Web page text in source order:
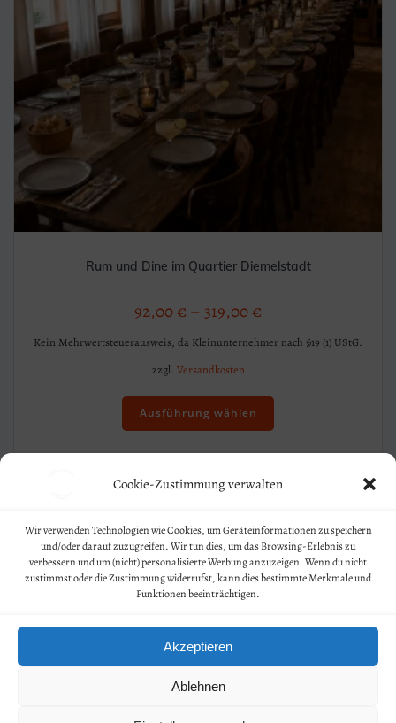
Cookie-Zustimmung verwalten
Wir verwenden Technologien wie Cookies, um Geräteinformationen zu speichern
und/oder darauf zuzugreifen. Wir tun dies, um das Browsing-Erlebnis zu
verbessern und um (nicht) personalisierte Werbung anzuzeigen. Wenn du nicht
zustimmst oder die Zustimmung widerrufst, kann dies bestimmte Merkmale und
Funktionen beeinträchtigen.
Akzeptieren
Ablehnen
Rum und Dine im Quartier Diemelstadt
92,00€ – 319,00€
Kein Mehrwertsteuerausweis, da Kleinunternehmer nach §19 (1) UStG.
zzgl. Versandkosten
Ausführung wählen
Dieses
weist
mehrere
auf.
Optionen
können
auf
gewählt
Geschäftsbedingungen
Kontakt
Datenschutz
Impressum